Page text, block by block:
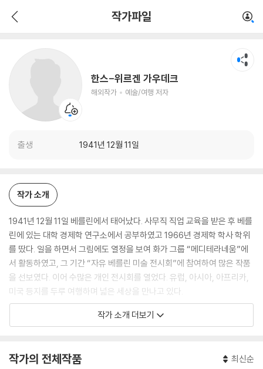
작가파일
한스-위르겐 가우데크
해외작가 예술/여행 저자
출생 1941년 12월 11일
예술/여행 저자
작가 소개
1941년 12월 11일 베를린에서 태어났다. 사무직 직업 교육을 받은 후 베를
린에 있는 대학 경제학 연구소에서 공부하였고 1966년 경제학 학사 학위
를 땄다. 일을 하면서 그림에도 열정을 보여 화가 그룹 “메디테라네움”에
서 활동하였고, 그 기간 “자유 베를린 미술 전시회”에 참여하여 많은 작품
을 선보였다. 이어 수많은 개인 전시회를 열었다. 유럽, 아시아, 아프리카,
미국 등지를 두루 여행하며 넓은 세상을 만나고 있다.
자신이 그린 아름다운 그림에 고운 문학작품을 담아낸 책을 계속해서 펴내
작가 소개 더보기
작가의 전체작품 최신순